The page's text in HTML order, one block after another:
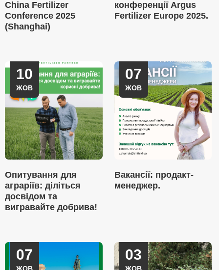
China Fertilizer
Conference 2025
(Shanghai)
конференції Argus
Fertilizer Europe 2025.
10
ЖОВ
Опитування для
аграріїв: діліться
досвідом та
вигравайте добрива!
07
ЖОВ
Вакансії: продакт-
менеджер.
07 03